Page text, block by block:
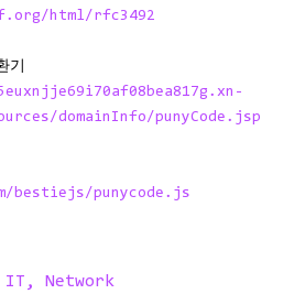
html/rfc3492
domainInfo/punyCode.jsp
bestiejs/punycode.js
IT Network